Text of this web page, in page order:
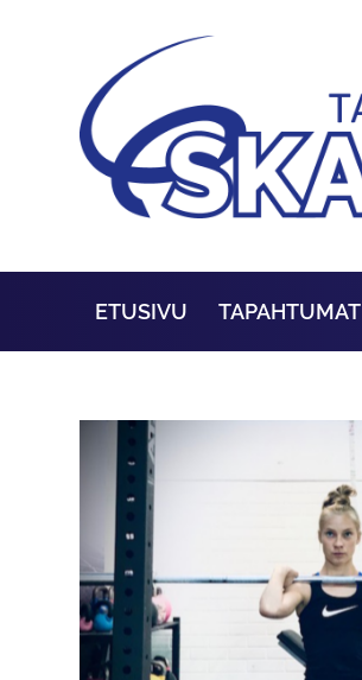
ETUSIVU TAPAHTUMAT